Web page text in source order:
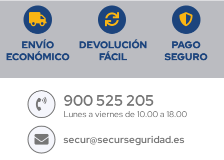
ENVÍO
ECONÓMICO
DEVOLUCIÓN
FÁCIL
PAGO
SEGURO
900 525 205
Lunes a viernes de 10.00 a 18.00
secur@securseguridad.es